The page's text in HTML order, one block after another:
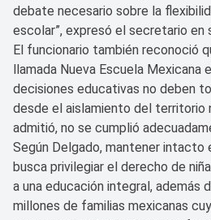
debate necesario sobre la
escolar”, expresó el secretario en
El funcionario también reconoció
llamada Nueva Escuela Mexicana
decisiones educativas no deben
desde el aislamiento del territorio
admitió, no se cumplió
Según Delgado, mantener intacto
busca privilegiar el derecho de
a una educación integral, además
millones de familias mexicanas